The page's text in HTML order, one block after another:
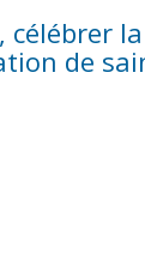
célébrer la
de